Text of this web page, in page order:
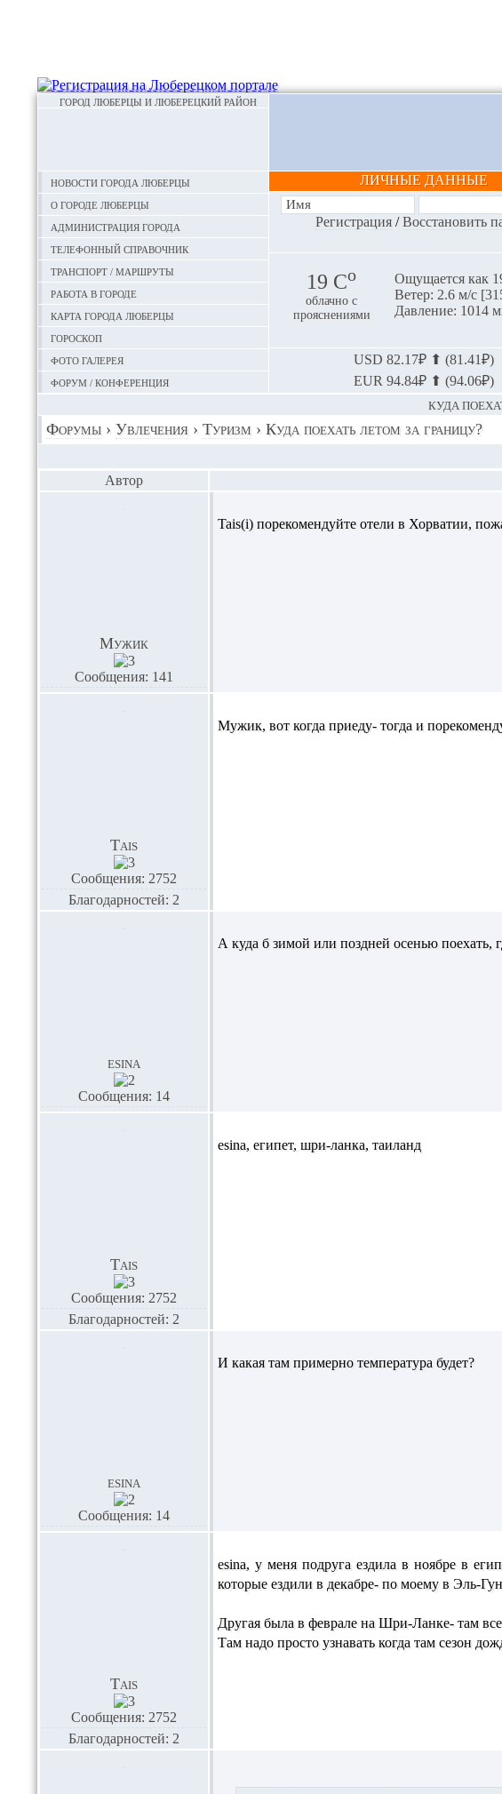
ГОРОД ЛЮБЕРЦЫ И ЛЮБЕРЕЦКИЙ РАЙОН
Новости города Люберцы
О городе Люберцы
Администрация города
Телефонный справочник
Транспорт / маршруты
Работа в городе
Карта города Люберцы
Гороскоп
Фото галерея
Форум / конференция
ЛИЧНЫЕ ДАННЫЕ
Регистрация/Восстановить
19 Сo
облачно с
прояснениями
Ощущается как
Ветер: 2.6 м/с
Давление: 1014
USD 82.17₽ ⬆ (81.41₽)
EUR 94.84₽ ⬆ (94.06₽)
КУДА
Форумы › Увлечения › Туризм › Куда поехать летом за границу?
Автор
Мужик
Сообщения: 141
Tais(i) порекомендуйте отели в Хорватии,
Tais
Сообщения: 2752
Благодарностей: 2
Мужик, вот когда приеду- тогда и
esina
Сообщения: 14
А куда б зимой или поздней осенью поехать,
Tais
Сообщения: 2752
Благодарностей: 2
esina, египет, шри-ланка, таиланд
esina
Сообщения: 14
И какая там примерно температура будет?
Tais
Сообщения: 2752
Благодарностей: 2
esina, у меня подруга ездила в ноябре в
которые ездили в декабре- по моему в Эль-
Другая была в феврале на Шри-Ланке- там
Там надо просто узнавать когда там сезон